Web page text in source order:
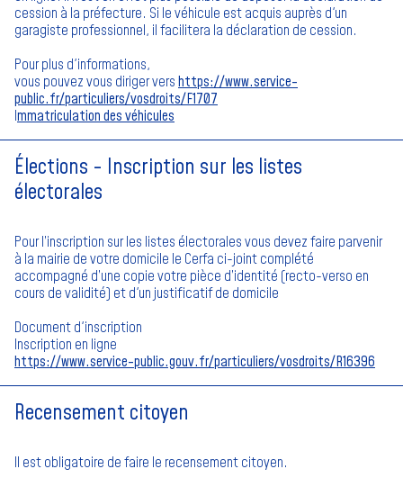
cession à la préfecture. Si le véhicule est acquis auprès d'un
garagiste professionnel, il facilitera la déclaration de cession.
Pour plus d'informations,
vous pouvez vous diriger vershttps://www.service-
public.fr/particuliers/vosdroits/F1707
Immatriculation des véhicules
Élections - Inscription sur les listes
électorales
Pour l’inscription sur les listes électorales vous devez faire parvenir
à la mairie de votre domicile le Cerfa ci-joint complété
accompagné d’une copie votre pièce d’identité (recto-verso en
cours de validité) et d'un justificatif de domicile
Document d'inscription
Inscription en ligne
https://www.service-public.gouv.fr/particuliers/vosdroits/R16396
Recensement citoyen
Il est obligatoire de faire le recensement citoyen.